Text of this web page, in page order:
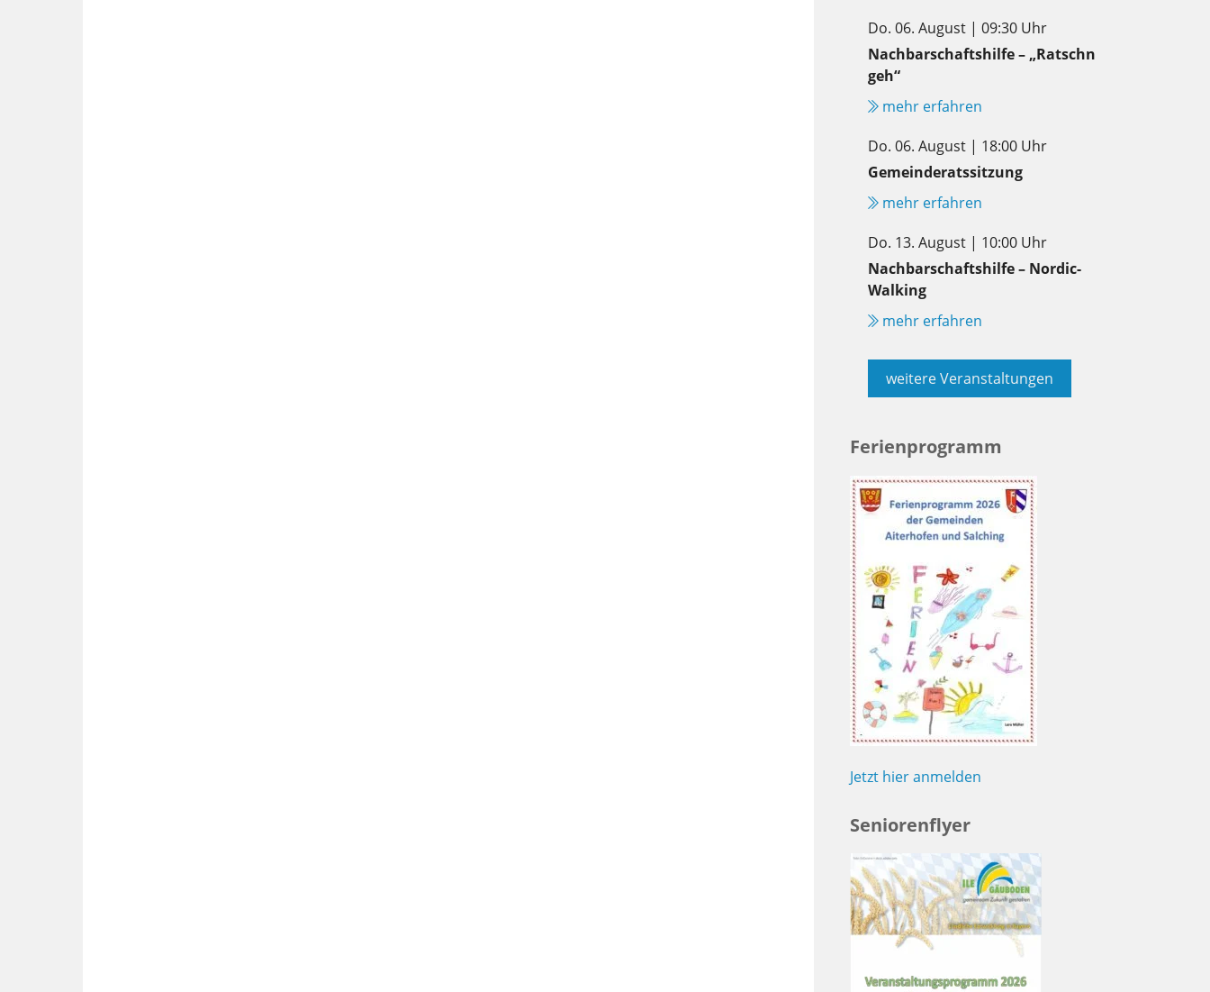
Do. 06. August | 09:30 Uhr
Nachbarschaftshilfe – „Ratschn
geh“
mehr erfahren
Do. 06. August | 18:00 Uhr
Gemeinderatssitzung
mehr erfahren
Do. 13. August | 10:00 Uhr
Nachbarschaftshilfe – Nordic-
Walking
mehr erfahren
weitere Veranstaltungen
Ferienprogramm
Jetzt hier anmelden
Seniorenflyer